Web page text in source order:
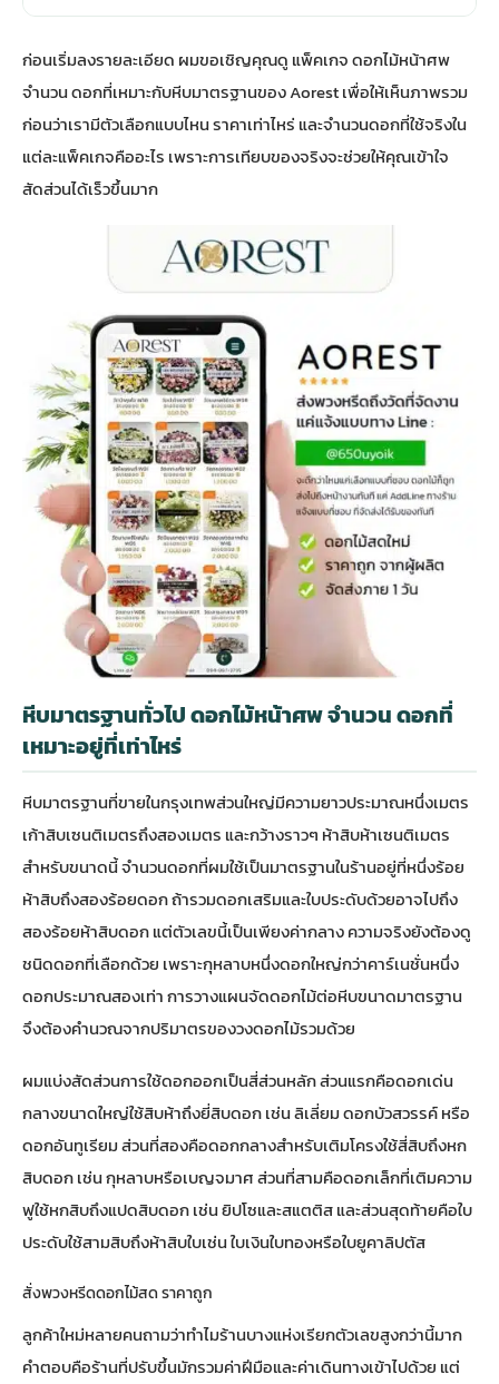
ก่อนเริ่มลงรายละเอียด ผมขอเชิญคุณดู แพ็คเกจ ดอกไม้หน้าศพ
จำนวน ดอกที่เหมาะกับหีบมาตรฐานของ Aorestเพื่อให้เห็นภาพรวม
ก่อนว่าเรามีตัวเลือกแบบไหน ราคาเท่าไหร่ และจำนวนดอกที่ใช้จริงใน
แต่ละแพ็คเกจคืออะไร เพราะการเทียบของจริงจะช่วยให้คุณเข้าใจ
สัดส่วนได้เร็วขึ้นมาก
หีบมาตรฐานทั่วไป ดอกไม้หน้าศพ จำนวน ดอกที่
เหมาะอยู่ที่เท่าไหร่
หีบมาตรฐานที่ขายในกรุงเทพส่วนใหญ่มีความยาวประมาณหนึ่งเมตร
เก้าสิบเซนติเมตรถึงสองเมตร และกว้างราวๆ ห้าสิบห้าเซนติเมตร
สำหรับขนาดนี้ จำนวนดอกที่ผมใช้เป็นมาตรฐานในร้านอยู่ที่หนึ่งร้อย
ห้าสิบถึงสองร้อยดอก ถ้ารวมดอกเสริมและใบประดับด้วยอาจไปถึง
สองร้อยห้าสิบดอก แต่ตัวเลขนี้เป็นเพียงค่ากลาง ความจริงยังต้องดู
ชนิดดอกที่เลือกด้วย เพราะกุหลาบหนึ่งดอกใหญ่กว่าคาร์เนชั่นหนึ่ง
ดอกประมาณสองเท่า การวางแผนจัดดอกไม้ต่อหีบขนาดมาตรฐาน
จึงต้องคำนวณจากปริมาตรของวงดอกไม้รวมด้วย
ผมแบ่งสัดส่วนการใช้ดอกออกเป็นสี่ส่วนหลัก ส่วนแรกคือดอกเด่น
กลางขนาดใหญ่ใช้สิบห้าถึงยี่สิบดอก เช่น ลิเลี่ยม ดอกบัวสวรรค์ หรือ
ดอกอันทูเรียม ส่วนที่สองคือดอกกลางสำหรับเติมโครงใช้สี่สิบถึงหก
สิบดอก เช่น กุหลาบหรือเบญจมาศ ส่วนที่สามคือดอกเล็กที่เติมความ
ฟูใช้หกสิบถึงแปดสิบดอก เช่น ยิปโซและสแตติส และส่วนสุดท้ายคือใบ
ประดับใช้สามสิบถึงห้าสิบใบเช่น ใบเงินใบทองหรือใบยูคาลิปตัส
สั่งพวงหรีดดอกไม้สด ราคาถูก
ลูกค้าใหม่หลายคนถามว่าทำไมร้านบางแห่งเรียกตัวเลขสูงกว่านี้มาก
คำตอบคือร้านที่ปรับขึ้นมักรวมค่าฝีมือและค่าเดินทางเข้าไปด้วย แต่